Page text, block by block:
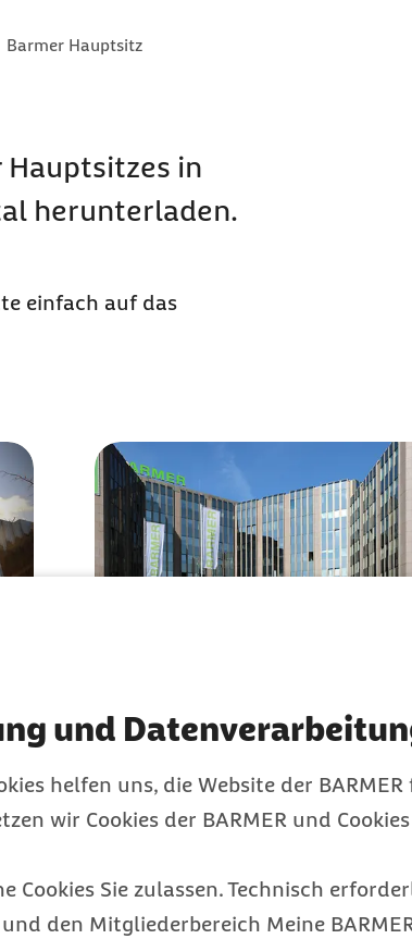
und
helfen uns, die Website der
wir Cookies der BARMER und
Cookies Sie zulassen. Technisch
den Mitgliederbereich Meine
Barmer Hauptsitz
Hauptsitzes in
herunterladen.
einfach auf das
Download (JPEG,
Standort Wuppertal
Hauptverwaltung Wuppertal